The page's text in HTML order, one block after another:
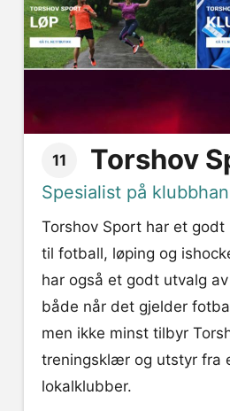
11 Torshov
Spesialist på
Torshov Sport har et
til fotball, løping og
har også et godt utvalg
både når det gjelder
men ikke minst tilbyr
treningsklær og utstyr fra
lokalklubber.